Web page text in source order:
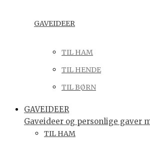
GAVEIDEER
TIL HAM
TIL HENDE
TIL BØRN
GAVEIDEER
Gaveideer og personlige gaver
TIL HAM